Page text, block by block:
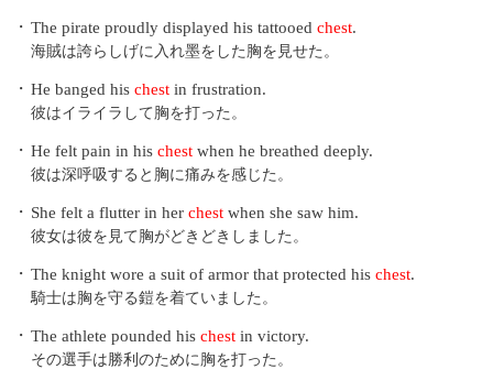
・ The pirate proudly displayed his tattooed chest.
海賊は誇らしげに入れ墨をした胸を見せた。
・ He banged his chest in frustration.
彼はイライラして胸を打った。
・ He felt pain in his chest when he breathed deeply.
彼は深呼吸すると胸に痛みを感じた。
・ She felt a flutter in her chest when she saw him.
彼女は彼を見て胸がどきどきしました。
・ The knight wore a suit of armor that protected his chest.
騎士は胸を守る鎧を着ていました。
・ The athlete pounded his chest in victory.
その選手は勝利のために胸を打った。